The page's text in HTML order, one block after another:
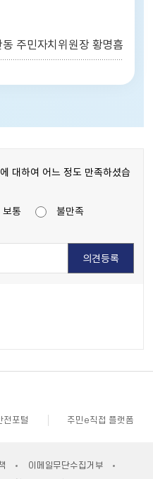
동 주민자치위원장황명흠
대하여 어느 정도 만족하셨습
보통
불만족
전포털
주민e직접 플랫폼
미
이메일무단수집거부